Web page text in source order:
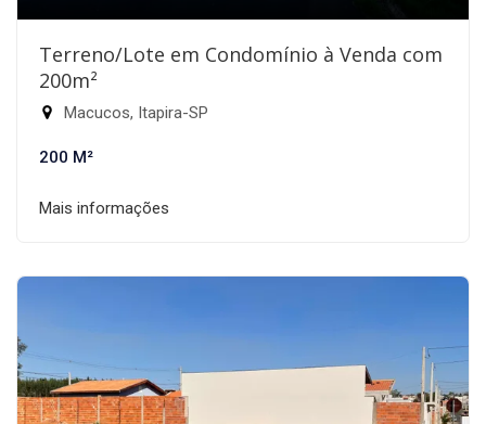
Terreno/Lote em Condomínio à Venda com
200m²
Macucos, Itapira-SP
200 M²
Mais informações